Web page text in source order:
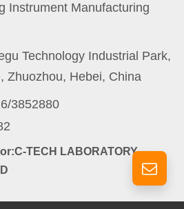
Instrument Manufacturing
Technology Industrial Park,
Zhuozhou, Hebei, China
3852880
TECH LABORATORY